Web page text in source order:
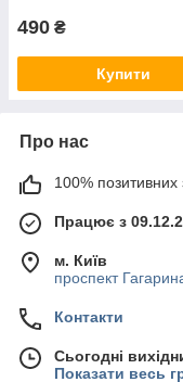
490 ₴
Купити
Про нас
100% позитивних
Працює з
м. Київ
проспект
Контакти
Сьогодні
Показати весь